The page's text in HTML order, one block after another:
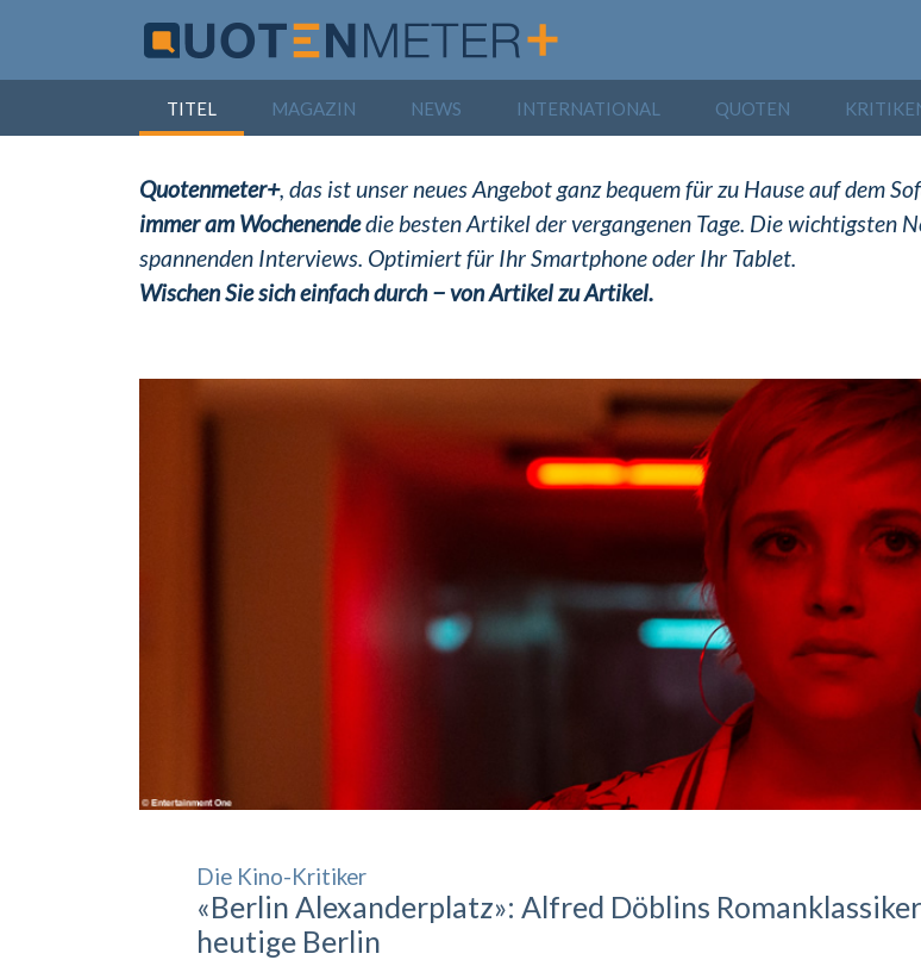
TITEL MAGAZIN NEWS INTERNATIONAL QUOTEN
Quotenmeter+, das ist unser neues Angebot ganz bequem für zu Hause auf dem
immer am Wochenendedie besten Artikel der vergangenen Tage. Die wichtigsten
spannenden Interviews. Optimiert für Ihr Smartphone oder Ihr Tablet.
Wischen Sie sich einfach durch − von Artikel zu Artikel.
Die Kino-Kritiker
«Berlin Alexanderplatz»: Alfred Döblins
heutige Berlin